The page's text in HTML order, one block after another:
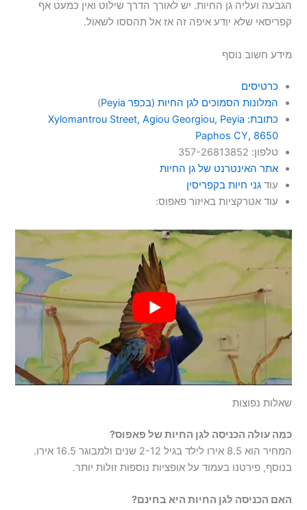
הגבעה ועליה גן החיות. יש לאורך הדרך שילוט ואין כמעט אף
קפריסאי שלא יודע איפה זה אז אל תהססו לשאול.
מידע חשוב נוסף
כרטיסים
המלונות הסמוכים לגן החיות (בכפר Peyia
)
כתובת: Xylomantrou Street, Agiou Georgiou, Peyia
Paphos CY, 8650
טלפון: 357-26813852
אתר האינטרנט של גן החיות
עודגני חיות בקפריסין
עוד אטרקציות באיזור פאפוס:
שאלות נפוצות
כמה עולה הכניסה לגן החיות של פאפוס?
המחיר הוא 8.5 אירו לילד בגיל 2-12 שנים ולמבוגר 16.5 אירו.
בנוסף, פירטנו בעמוד על אופציות נוספות זולות יותר.
האם הכניסה לגן החיות היא בחינם?